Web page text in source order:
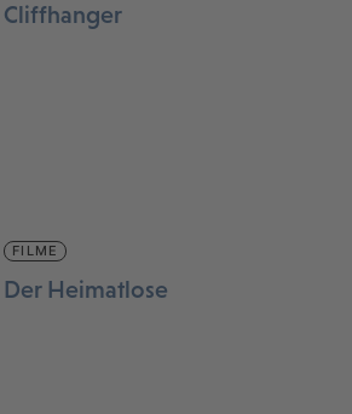
Cliffhanger
FILME
Der Heimatlose